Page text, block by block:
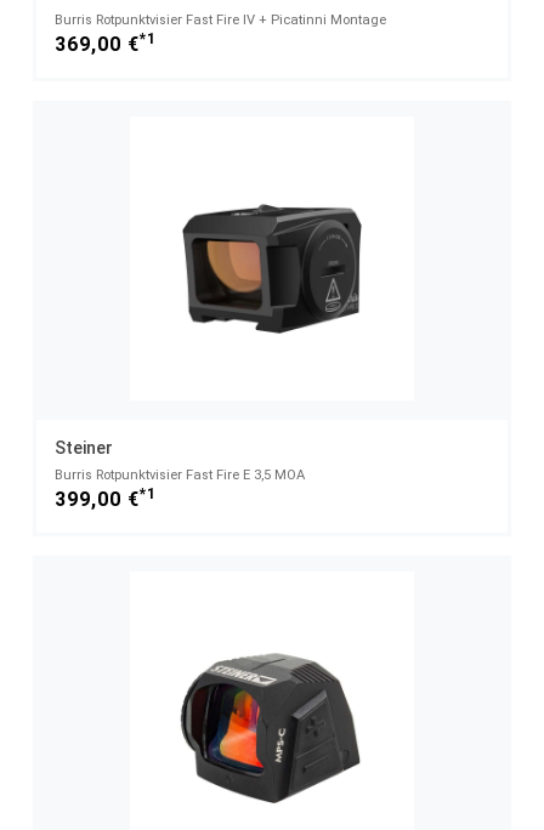
Burris Rotpunktvisier Fast Fire IV + Picatinni Montage
369,00 €*1
Steiner
Burris Rotpunktvisier Fast Fire E 3,5 MOA
399,00 €*1